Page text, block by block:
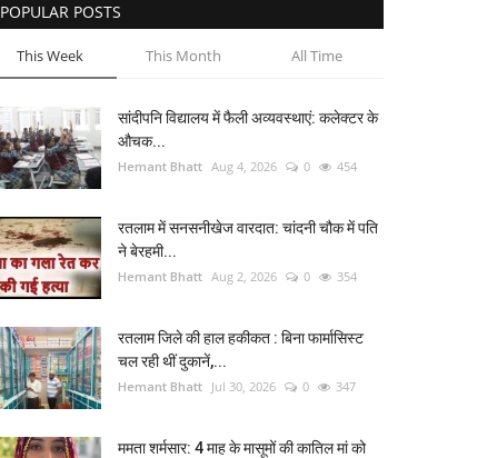
POPULAR POSTS
This Week This Month All Time
सांदीपनि विद्यालय में फैली अव्यवस्थाएं: कलेक्टर के
औचक...
Hemant Bhatt Aug 4, 2026 0 454
रतलाम में सनसनीखेज वारदात: चांदनी चौक में पति
ने बेरहमी...
Hemant Bhatt Aug 2, 2026 0 354
रतलाम जिले की हाल हकीकत : बिना फार्मासिस्ट
चल रही थीं दुकानें,...
Hemant Bhatt Jul 30, 2026 0 347
ममता शर्मसार: 4 माह के मासूमों की कातिल मां को